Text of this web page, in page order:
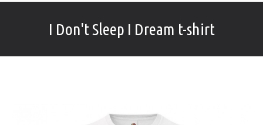
I Don't Sleep I Dream t-shirt